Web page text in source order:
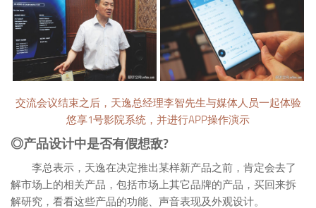
交流会议结束之后，天逸总经理李智先生与媒体人员一起体验
悠享1号影院系统，并进行APP操作演示
◎产品设计中是否有假想敌?
李总表示，天逸在决定推出某样新产品之前，肯定会去了
解市场上的相关产品，包括市场上其它品牌的产品，买回来拆
解研究，看看这些产品的功能、声音表现及外观设计。